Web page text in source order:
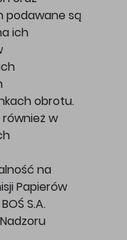
podawane są
ich
obrotu.
w
na
Papierów
S.A.